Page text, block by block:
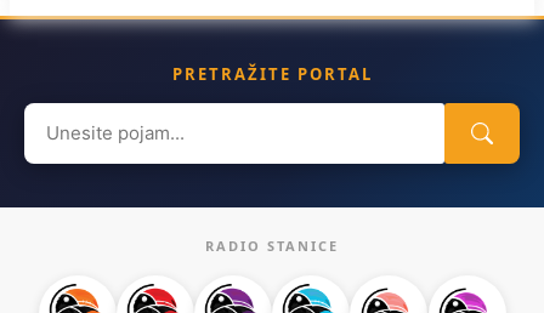
PRETRAŽITE PORTAL
Search
for:
RADIO STANICE